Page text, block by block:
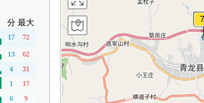
分 最大
17 72
13 62
4 31
1 17
6 9